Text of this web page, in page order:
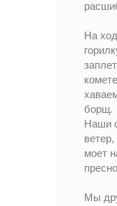
На
борщ.
Наши
ветер,
моет
Мы